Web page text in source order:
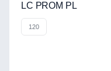
LC PROM PL
120